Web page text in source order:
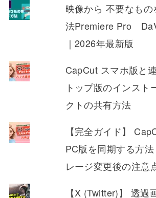
映像から 不要なも
法Premiere Pro
｜2026年最新版
CapCut スマホ版と
トップ版のインスト
クトの共有方法
【完全ガイド】
PC版を同期する方
レージ変更後の注意
【X (Twitter)】 透過